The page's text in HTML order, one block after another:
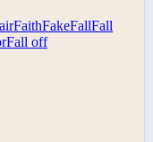
FaithFakeFallFall
Fall off